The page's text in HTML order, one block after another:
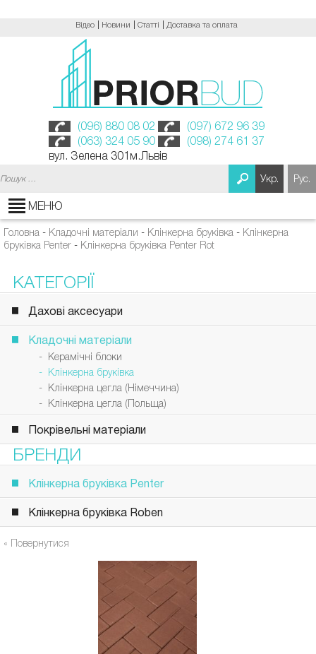
Відео Новини Статті Доставка та оплата
(096) 880 08 02
(097) 672 96 39
(063) 324 05 90
(098) 274 61 37
вул. Зелена 301м.Львів
Укр. Рус.
МЕНЮ
Головна - Кладочні матеріали - Клінкерна бруківка - Клінкерна
бруківка Penter - Клінкерна бруківка Penter Rot
КАТЕГОРІЇ
Дахові аксесуари
Кладочні матеріали
- Керамічні блоки
- Клінкерна бруківка
- Клінкерна цегла (Німеччина)
- Клінкерна цегла (Польща)
Покрівельні матеріали
БРЕНДИ
Клінкерна бруківка Penter
Клінкерна бруківка Roben
« Повернутися